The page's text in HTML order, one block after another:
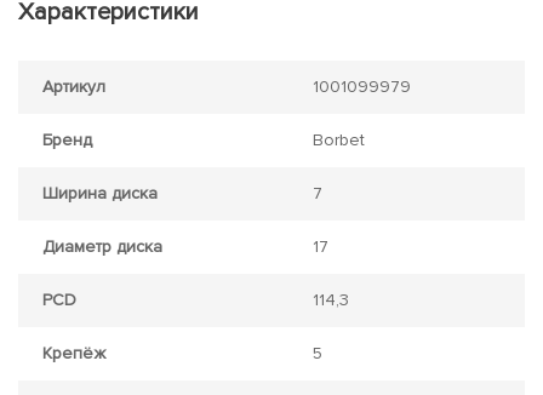
Характеристики
Артикул 1001099979
Бренд Borbet
Ширина диска 7
Диаметр диска 17
PCD 114,3
Крепёж 5